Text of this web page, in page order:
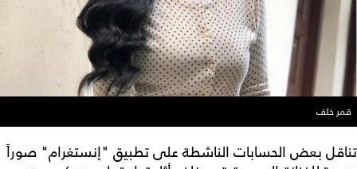
قمر خلف
تناقل بعض الحسابات الناشطة على تطبيق "إنستغرام" صوراً